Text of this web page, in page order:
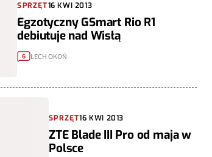
SPRZĘT16 KWI 2013
Egzotyczny GSmart Rio R1
debiutuje nad Wisłą
6 LECH OKOŃ
SPRZĘT16 KWI 2013
ZTE Blade III Pro od maja w
Polsce